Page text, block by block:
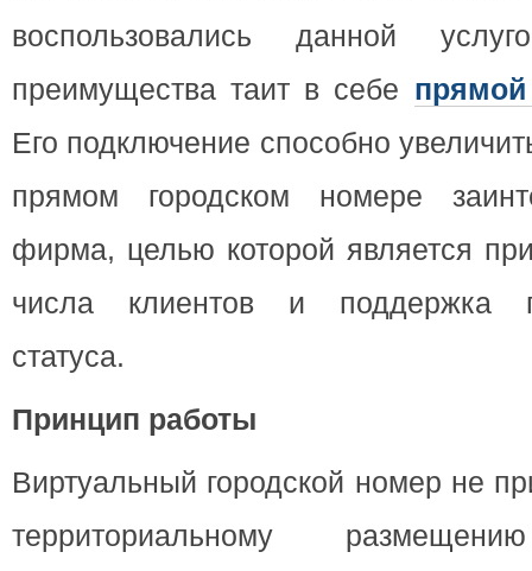
воспользовались данной
преимущества таит в себе
Его подключение способно
прямом городском номере
фирма, целью которой является
числа клиентов и поддержка
статуса.
Принцип работы
Виртуальный городской номер не
территориальному